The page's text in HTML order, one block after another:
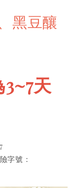
黑豆釀
天
字號：